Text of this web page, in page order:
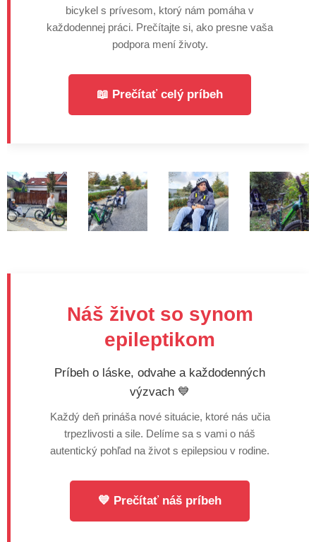
bicykel s prívesom, ktorý nám pomáha v
každodennej práci. Prečítajte si, ako presne vaša
podpora mení životy.
📖 Prečítať celý príbeh
Náš život so synom
epileptikom
Príbeh o láske, odvahe a každodenných
výzvach 💙
Každý deň prináša nové situácie, ktoré nás učia
trpezlivosti a sile. Delíme sa s vami o náš
autentický pohľad na život s epilepsiou v rodine.
💙 Prečítať náš príbeh